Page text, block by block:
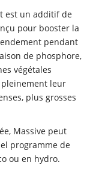
est un additif de
pour booster la
pendant
de phosphore,
végétales
leur
plus grosses
Massive peut
programme de
ou en hydro.